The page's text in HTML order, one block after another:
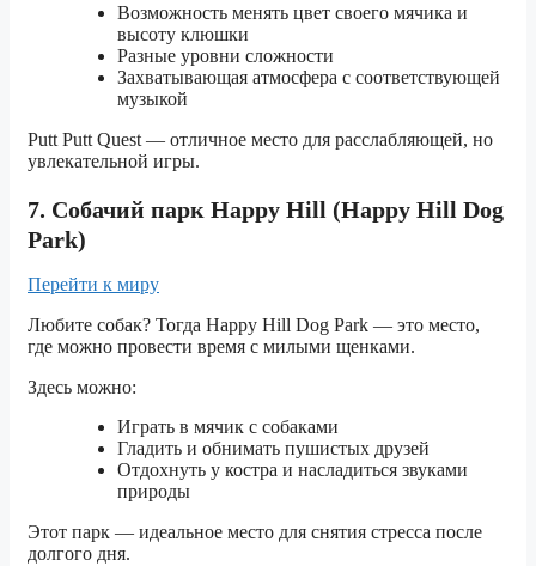
Возможность менять цвет своего мячика и
высоту клюшки
Разные уровни сложности
Захватывающая атмосфера с соответствующей
музыкой
Putt Putt Quest — отличное место для расслабляющей, но
увлекательной игры.
7. Собачий парк Happy Hill (Happy Hill Dog
Park)
Перейти к миру
Любите собак? Тогда Happy Hill Dog Park — это место,
где можно провести время с милыми щенками.
Здесь можно:
Играть в мячик с собаками
Гладить и обнимать пушистых друзей
Отдохнуть у костра и насладиться звуками
природы
Этот парк — идеальное место для снятия стресса после
долгого дня.